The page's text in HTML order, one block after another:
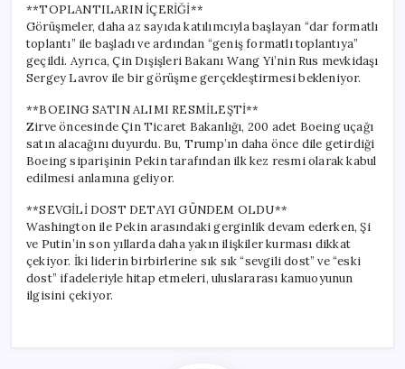
**TOPLANTILARIN İÇERİĞİ**
Görüşmeler, daha az sayıda katılımcıyla başlayan “dar formatlı
toplantı” ile başladı ve ardından “geniş formatlı toplantıya”
geçildi. Ayrıca, Çin Dışişleri Bakanı Wang Yi’nin Rus mevkidaşı
Sergey Lavrov ile bir görüşme gerçekleştirmesi bekleniyor.
**BOEING SATIN ALIMI RESMİLEŞTİ**
Zirve öncesinde Çin Ticaret Bakanlığı, 200 adet Boeing uçağı
satın alacağını duyurdu. Bu, Trump’ın daha önce dile getirdiği
Boeing siparişinin Pekin tarafından ilk kez resmi olarak kabul
edilmesi anlamına geliyor.
**SEVGİLİ DOST DETAYI GÜNDEM OLDU**
Washington ile Pekin arasındaki gerginlik devam ederken, Şi
ve Putin’in son yıllarda daha yakın ilişkiler kurması dikkat
çekiyor. İki liderin birbirlerine sık sık “sevgili dost” ve “eski
dost” ifadeleriyle hitap etmeleri, uluslararası kamuoyunun
ilgisini çekiyor.